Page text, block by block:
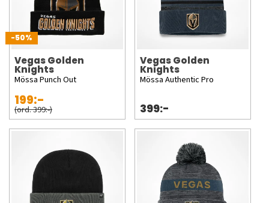
-50%
Vegas Golden
Knights
Mössa Punch Out
199:-
(ord. 399:-)
Vegas Golden
Knights
Mössa Authentic Pro
399:-